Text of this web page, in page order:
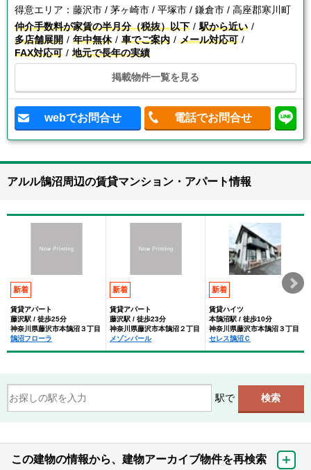
得意エリア： 藤沢市 / 茅ヶ崎市 / 平塚市 / 鎌倉市 / 高座郡寒川町
仲介手数料が家賃の半月分（税抜）以下
駅から近い
多店舗展開
年中無休 車でご案内
メール対応可
FAX対応可
地元で長年の実績
掲載物件一覧を見る
webでお問合せ 電話でお問合せ
アルル鵠沼周辺の賃貸マンション・アパート情報
新着
賃貸アパート
藤沢駅 / 徒歩25分
神奈川県藤沢市本鵠沼３丁目
鵠沼フローラ
新着
賃貸アパート
藤沢駅 / 徒歩23分
神奈川県藤沢市本鵠沼２丁目
メゾンパール
新着
賃貸ハイツ
本鵠沼駅 / 徒歩10分
神奈川県藤沢市本鵠沼３丁目
セレス鵠沼Ｃ
駅で
この建物の情報から、建物アーカイブ物件を再検索